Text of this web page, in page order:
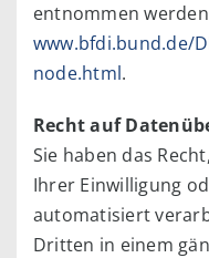
entnommen
www.bfdi.bund.de/
node.html.
Recht auf
Sie haben das
Ihrer Einwilligung
automatisiert
Dritten in einem